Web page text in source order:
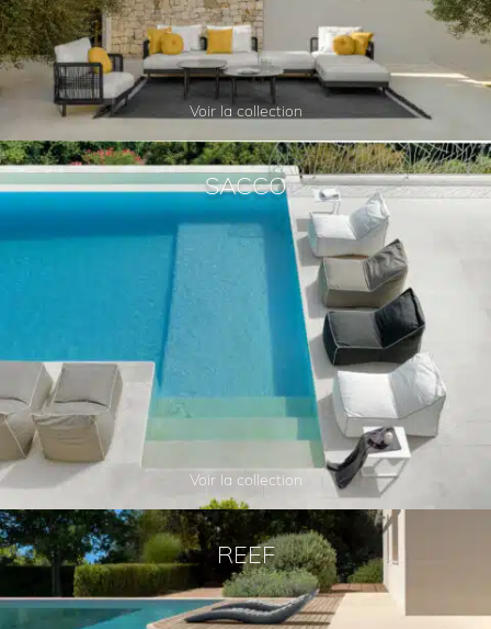
Voir la collection
SACCO
Voir la collection
REEF